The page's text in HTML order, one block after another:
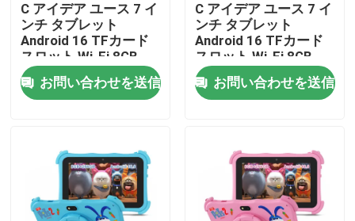
会社案内
品質管理
ニュース
見積依頼
C アイデア ユース 7 イ
ンチ タブレット
Android 16 TFカード
スロット,Wi-Fi,8GB
+256GB,1024*600
CM89お問い合わせを送信
C アイデア ユース 7 イ
ンチ タブレット
Android 16 TFカード
スロット,Wi-Fi,8GB
+256GB,1024*600
CM89お問い合わせを送信